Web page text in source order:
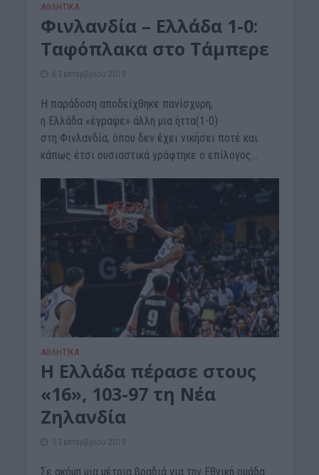
ΑΘΛΗΤΙΚΑ
Φινλανδία – Ελλάδα 1-0:
Ταφόπλακα στο Τάμπερε
6 Σεπτεμβρίου 2019
Η παράδοση αποδείχθηκε πανίσχυρη,
η Ελλάδα «έγραψε» άλλη μια ήττα(1-0)
στη Φινλανδία, όπου δεν έχει νικήσει ποτέ και
κάπως έτσι ουσιαστικά γράφτηκε ο επίλογος...
ΑΘΛΗΤΙΚΑ
Η Ελλάδα πέρασε στους
«16», 103-97 τη Νέα
Ζηλανδία
5 Σεπτεμβρίου 2019
Σε ακόμη μια μέτρια βραδιά για την Εθνική ομάδα